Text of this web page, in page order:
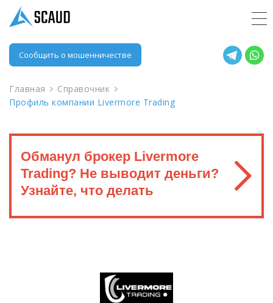
Сообщить о мошенничестве
Главная
Справочник
Профиль компании Livermore Trading
Обманул брокер Livermore
Trading? Не выводит деньги?
Узнайте, что делать